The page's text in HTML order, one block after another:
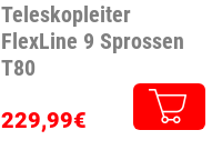
Teleskopleiter
FlexLine 9 Sprossen
T80
229,99€